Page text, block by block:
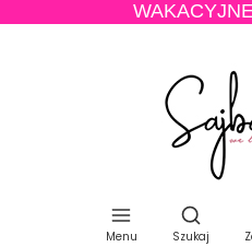
Menu
Otwórz
Szukaj